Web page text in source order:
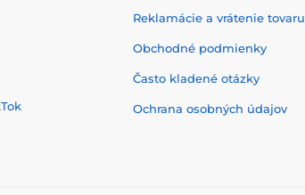
Reklamácie a vrátenie tovaru
Obchodné podmienky
Často kladené otázky
Ochrana osobných údajov